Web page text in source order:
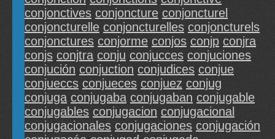
conjonctives conjoncture conjoncturel
conjoncturelle conjoncturelles conjoncturels
conjonctures conjorme conjos conjp conjra
conjs conjtra conju conjucces conjuciones
conjución conjuction conjudices conjue
conjueccs conjueces conjuez conjug
conjuga conjugaba conjugaban conjugable
conjugables conjugacion conjugacional
conjugacionales conjugaciones conjugación